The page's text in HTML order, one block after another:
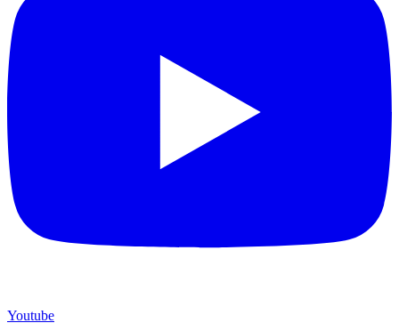
Youtube